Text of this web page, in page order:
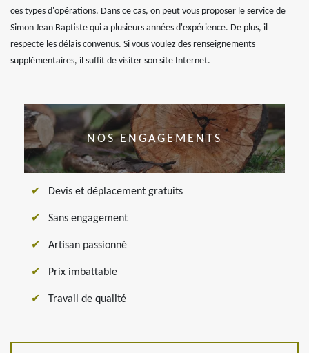
ces types d'opérations. Dans ce cas, on peut vous proposer le service de
Simon Jean Baptiste qui a plusieurs années d'expérience. De plus, il
respecte les délais convenus. Si vous voulez des renseignements
supplémentaires, il suffit de visiter son site Internet.
NOS ENGAGEMENTS
Devis et déplacement gratuits
Sans engagement
Artisan passionné
Prix imbattable
Travail de qualité